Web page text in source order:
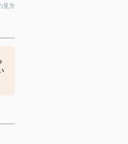
見方